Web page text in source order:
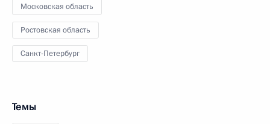
Московская область
Ростовская область
Санкт-Петербург
Темы